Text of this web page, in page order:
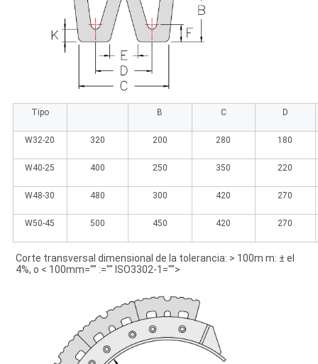
Tipo B C D
W32-20 320 200 280 180
W40-25 400 250 350 220
W48-30 480 300 420 270
W50-45 500 450 420 270
Corte transversal dimensional de la tolerancia: > 100m m: ± el
4%, o < 100mm="" :="" ISO3302-1="">